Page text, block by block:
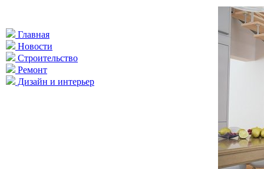
Главная
Новости
Строительство
Ремонт
Дизайн и интерьер